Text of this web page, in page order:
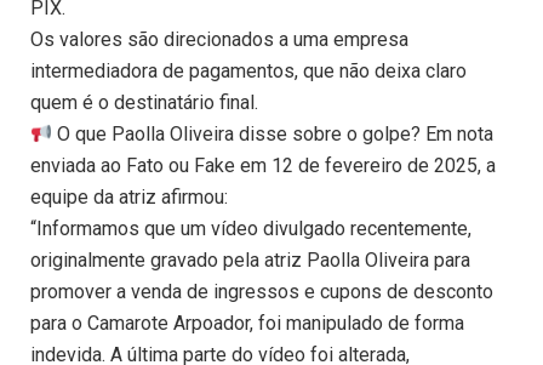
PIX.
Os valores são direcionados a uma empresa
intermediadora de pagamentos, que não deixa claro
quem é o destinatário final.
O que Paolla Oliveira disse sobre o golpe? Em nota
enviada ao Fato ou Fake em 12 de fevereiro de 2025, a
equipe da atriz afirmou:
“Informamos que um vídeo divulgado recentemente,
originalmente gravado pela atriz Paolla Oliveira para
promover a venda de ingressos e cupons de desconto
para o Camarote Arpoador, foi manipulado de forma
indevida. A última parte do vídeo foi alterada,